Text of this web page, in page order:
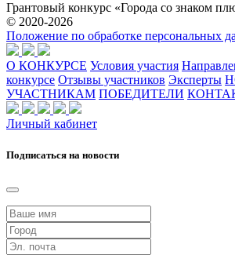
Грантовый конкурс «Города со знаком
© 2020-2026
Положение по обработке персональных
О КОНКУРСЕ Условия участия
конкурсе Отзывы участников Эксперты
УЧАСТНИКАМ ПОБЕДИТЕЛИ
Личный кабинет
Подписаться на новости